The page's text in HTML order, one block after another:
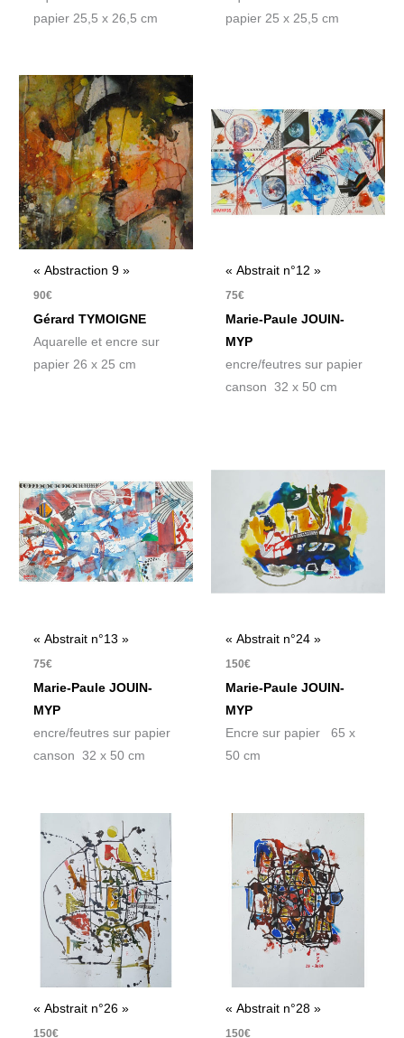
papier 25,5 x 26,5 cm
papier 25 x 25,5 cm
« Abstraction 9 »
90€
Gérard TYMOIGNE
Aquarelle et encre sur
papier 26 x 25 cm
« Abstrait n°12 »
75€
Marie-Paule JOUIN-
MYP
encre/feutres sur papier
canson 32 x 50 cm
« Abstrait n°13 »
75€
Marie-Paule JOUIN-
MYP
encre/feutres sur papier
canson 32 x 50 cm
« Abstrait n°24 »
150€
Marie-Paule JOUIN-
MYP
Encre sur papier 65 x
50 cm
« Abstrait n°26 »
150€
« Abstrait n°28 »
150€